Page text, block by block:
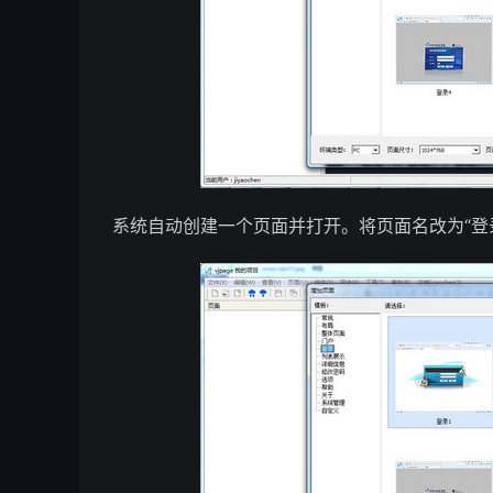
系统自动创建一个页面并打开。将页面名改为“登